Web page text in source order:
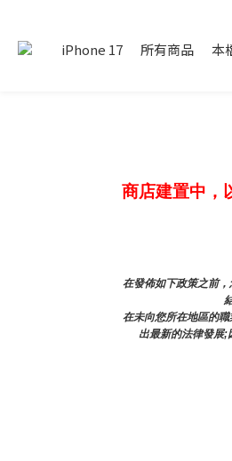
iPhone 17 所有商品 本
商店建置中，
在發佈如下政策之前
在未向您所在地區的
出最新的法律發展;